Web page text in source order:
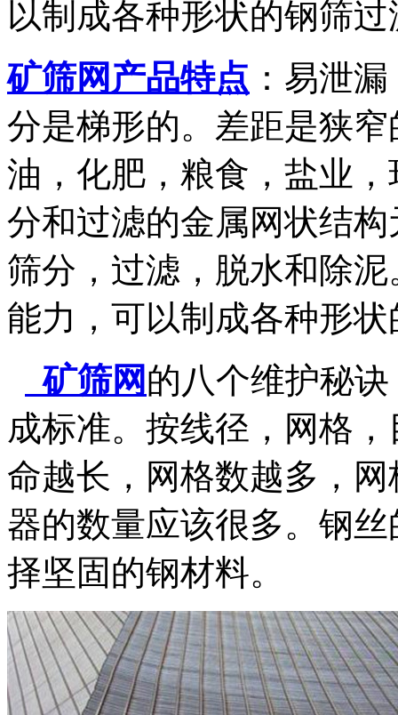
以制成各种形状的钢筛
矿筛网产品特点 ：易泄
分是梯形的。差距是狭
油，化肥，粮食，盐业
分和过滤的金属网状结
筛分，过滤，脱水和除
能力，可以制成各种形
矿筛网 的八个维护秘
成标准。按线径，网格
命越长，网格数越多，
器的数量应该很多。钢
择坚固的钢材料。